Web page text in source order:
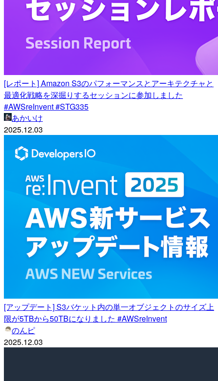
[レポート] Amazon S3のパフォーマンスとアーキテクチャと
最適化戦略を深掘りするセッションに参加しました
#AWSreInvent #STG335
あかいけ
2025.12.03
[アップデート] S3バケット内の単一オブジェクトのサイズ上
限が5TBから50TBになりました #AWSreInvent
のんピ
2025.12.03